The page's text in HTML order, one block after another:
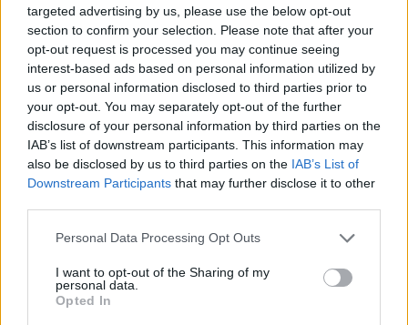
targeted advertising by us, please use the below opt-out
section to confirm your selection. Please note that after your
opt-out request is processed you may continue seeing
interest-based ads based on personal information utilized by
us or personal information disclosed to third parties prior to
your opt-out. You may separately opt-out of the further
disclosure of your personal information by third parties on the
IAB’s list of downstream participants. This information may
also be disclosed by us to third parties on the IAB’s List of
Downstream Participants that may further disclose it to other
Personal Data Processing Opt Outs
I want to opt-out of the Sharing of my
personal data.
Opted In
στο σύστημά σας, εμποδίζοντας τη συσσώρευση
χοληστερόλης που φράζει τις αρτηρίες στα
τοιχώματα των αρτηριών. Σερβίρετε μαζί με ένα
μπολ με μούρα για ακόμα περισσότερες φυτικές
ίνες και θρεπτικά συστατικά.
Πηγή: https://www.eatthis.com
φωτό: iStock
ΔΙΑΒΑΣΤΕ ΕΠΙΣΗΣ
Κίνδυνος υγείας αν κάνετε αυτό με το
αβοκάντο – Ξεκίνησε από viral κόλπο στο
ίντερνετ